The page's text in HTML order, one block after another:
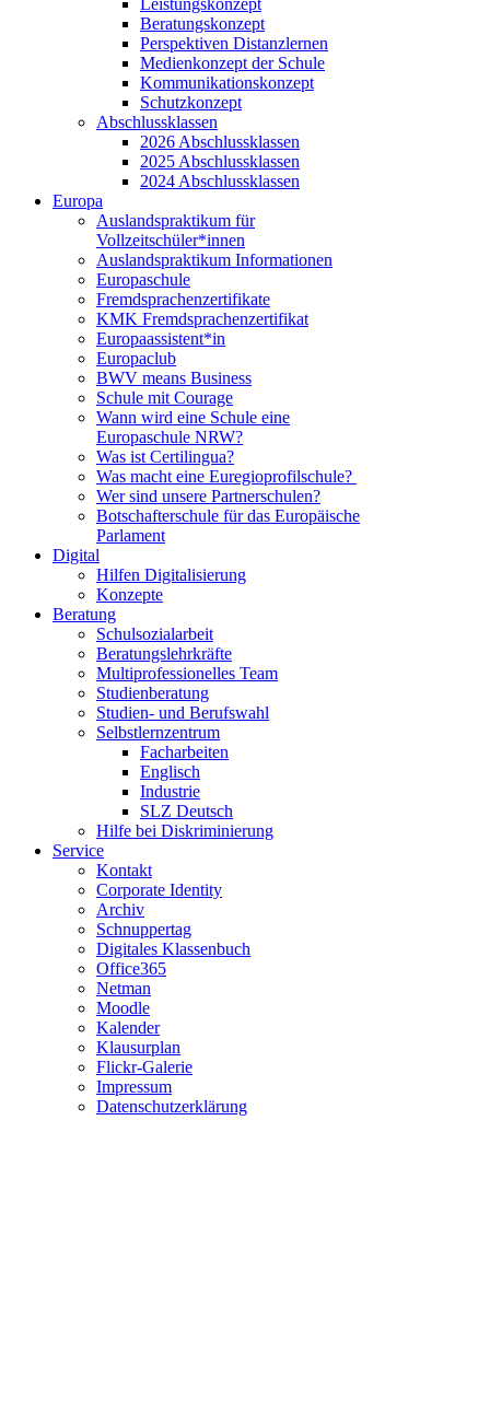
Leistungskonzept
Beratungskonzept
Perspektiven Distanzlernen
Medienkonzept der Schule
Kommunikationskonzept
Schutzkonzept
Abschlussklassen
2026 Abschlussklassen
2025 Abschlussklassen
2024 Abschlussklassen
Europa
Auslandspraktikum für
Vollzeitschüler*innen
Auslandspraktikum Informationen
Europaschule
Fremdsprachenzertifikate
KMK Fremdsprachenzertifikat
Europaassistent*in
Europaclub
BWV means Business
Schule mit Courage
Wann wird eine Schule eine
Europaschule NRW?
Was ist Certilingua?
Was macht eine Euregioprofilschule?
Wer sind unsere Partnerschulen?
Botschafterschule für das Europäische
Parlament
Digital
Hilfen Digitalisierung
Konzepte
Beratung
Schulsozialarbeit
Beratungslehrkräfte
Multiprofessionelles Team
Studienberatung
Studien- und Berufswahl
Selbstlernzentrum
Facharbeiten
Englisch
Industrie
SLZ Deutsch
Hilfe bei Diskriminierung
Service
Kontakt
Corporate Identity
Archiv
Schnuppertag
Digitales Klassenbuch
Office365
Netman
Moodle
Kalender
Klausurplan
Flickr-Galerie
Impressum
Datenschutzerklärung